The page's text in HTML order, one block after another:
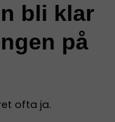
bli klar
på
ofta ja.